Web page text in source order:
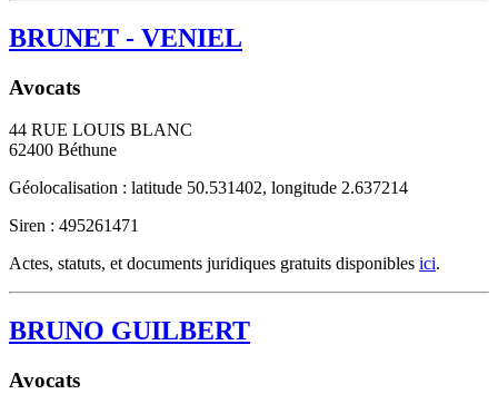
BRUNET - VENIEL
Avocats
44 RUE LOUIS BLANC
62400 Béthune
Géolocalisation : latitude 50.531402, longitude 2.637214
Siren : 495261471
Actes, statuts, et documents juridiques gratuits disponibles ici.
BRUNO GUILBERT
Avocats